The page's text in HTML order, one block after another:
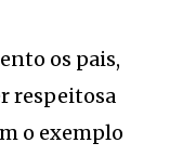
os pais,
respeitosa
o exemplo